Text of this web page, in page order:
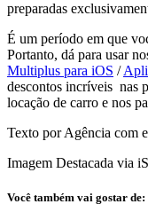
preparadas
É um período em que
Portanto, dá para usar
Multiplus para iOS /
descontos incríveis nas
locação de carro e nos
Texto por Agência com
Imagem Destacada via
Você também vai gostar de: